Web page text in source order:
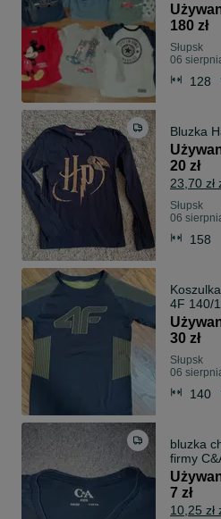
180 zł
Słupsk
06
128
Bluzka
20 zł
23,70 zł
Słupsk
06
158
4F 140/
30 zł
Słupsk
06
140
bluzka
firmy
7 zł
10,25